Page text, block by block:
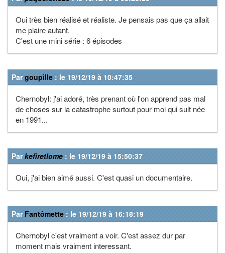
Oui très bien réalisé et réaliste. Je pensais pas que ça allait
me plaire autant.
C'est une mini série : 6 épisodes
Pargoupille : le 19/12/19 à 10:47:35
Chernobyl: j'ai adoré, très prenant où l'on apprend pas mal
de choses sur la catastrophe surtout pour moi qui suit née
en 1991...
Parkefiretlome : le 19/12/19 à 15:50:37
Oui, j'ai bien aimé aussi. C'est quasi un documentaire.
Par Fantômette : le 19/12/19 à 16:18:19
Chernobyl c'est vraiment a voir. C'est assez dur par
moment mais vraiment interessant.